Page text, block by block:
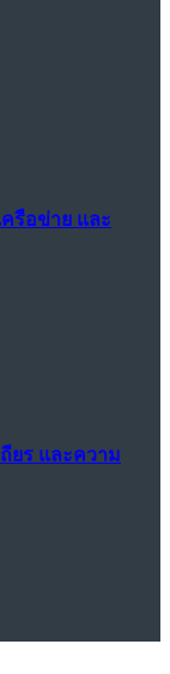
รือข่าย และ
ถียร และความ